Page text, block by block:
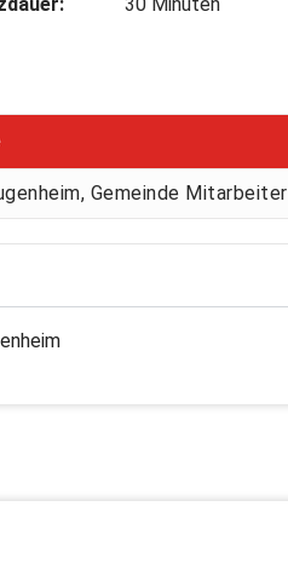
Gemeinde Mitarbeiter